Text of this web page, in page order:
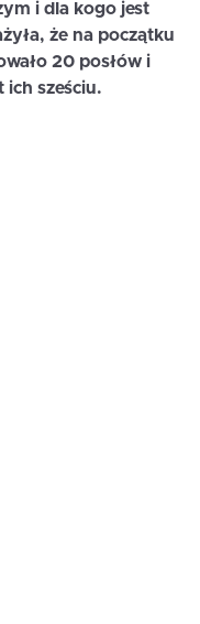
i dla kogo jest
że na początku
20 posłów i
ich sześciu.